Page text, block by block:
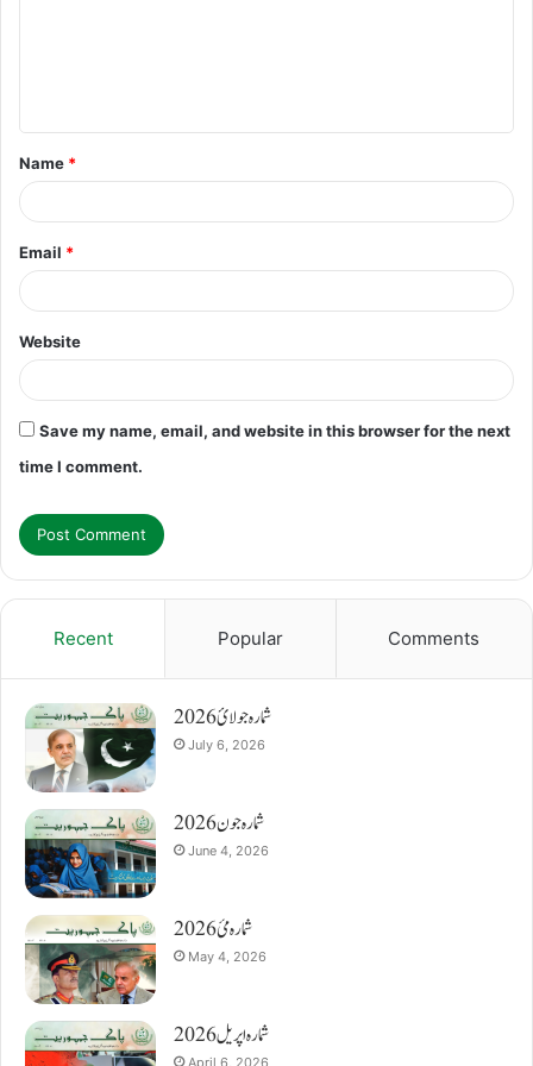
t
*
Name *
Email *
Website
Save my name, email, and website in this browser for the next
time I comment.
Recent Popular Comments
شمارہ جولائ 2026
July 6, 2026
شمارہ جون 2026
June 4, 2026
شمارہ مئ 2026
May 4, 2026
شمارہ اپریل 2026
April 6, 2026